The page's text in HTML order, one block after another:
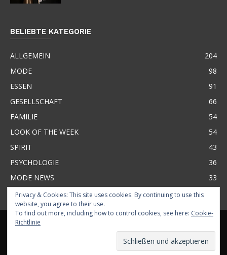
BELIEBTE KATEGORIE
ALLGEMEIN
204
MODE
98
ESSEN
91
GESELLSCHAFT
66
FAMILIE
54
LOOK OF THE WEEK
54
SPIRIT
43
PSYCHOLOGIE
36
MODE NEWS
33
KONTAKT
HAFTUNGSAUSSCHLUSS
DATENSCHUTZ
© BASMA MAGAZINE 2026
Privacy & Cookies: This site uses cookies. By continuing to use this
website, you agree to their use.
To find out more, including how to control cookies, see here: Cookie-
Richtlinie